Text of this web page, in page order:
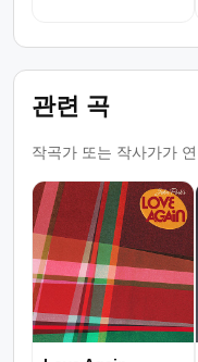
관련 곡
작곡가 또는 작사가가